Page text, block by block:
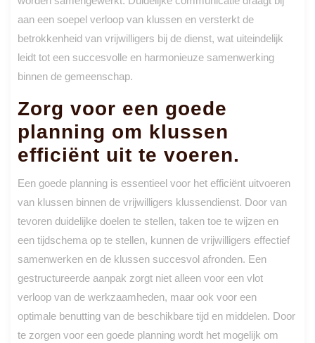
aan een soepel verloop van klussen en versterkt de
betrokkenheid van vrijwilligers bij de dienst, wat uiteindelijk
leidt tot een succesvolle en harmonieuze samenwerking
binnen de gemeenschap.
Zorg voor een goede
planning om klussen
efficiënt uit te voeren.
Een goede planning is essentieel voor het efficiënt uitvoeren
van klussen binnen de vrijwilligers klussendienst. Door van
tevoren duidelijke doelen te stellen, taken toe te wijzen en
een tijdschema op te stellen, kunnen de vrijwilligers effectief
samenwerken en de klussen succesvol afronden. Een
gestructureerde aanpak zorgt niet alleen voor een vlot
verloop van de werkzaamheden, maar ook voor een
optimale benutting van de beschikbare tijd en middelen. Door
te zorgen voor een goede planning wordt het mogelijk om